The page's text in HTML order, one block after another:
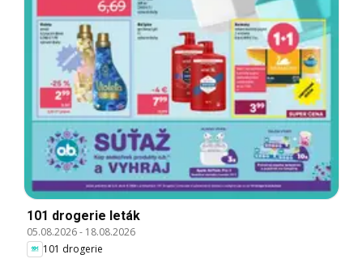
101 drogerie leták
05.08.2026- 18.08.2026
101 drogerie